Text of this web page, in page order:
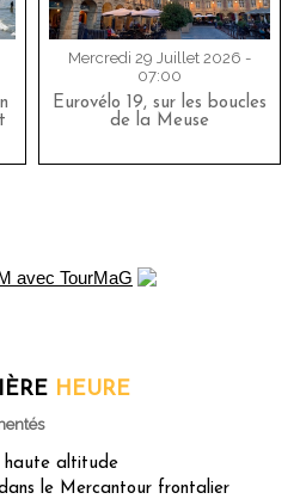
Mercredi 29 Juillet 2026 -
07:00
Eurovélo 19, sur les boucles
de la Meuse
HEURE
haute altitude
le Mercantour frontalier